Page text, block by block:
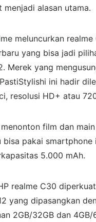
menjadi alasan utama.
meluncurkan
yang bisa jadi
Merek yang
ini hadir
resolusi HD+ atau
film dan
bisa pakai smartphone
5.000 mAh.
realme C30
yang dipasangkan
2GB/32GB dan 4GB/